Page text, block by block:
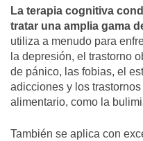
La terapia cognitiva
tratar una amplia gama
utiliza a menudo para
la depresión, el trastorno
de pánico, las fobias, el
adicciones y los
alimentario, como la
También se aplica con